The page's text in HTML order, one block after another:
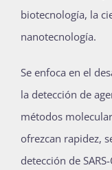
biotecnología, la
nanotecnología.
Se enfoca en el
la detección de
métodos
ofrezcan rapidez,
detección de